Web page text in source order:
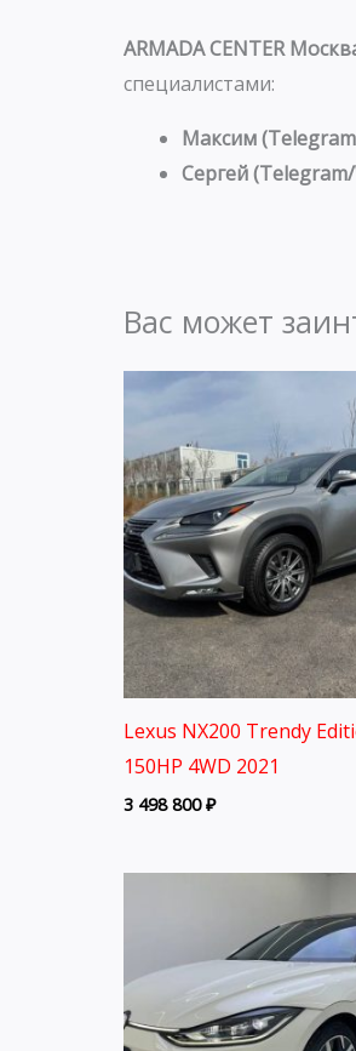
ARMADA CENTER
специалистами:
Максим
Сергей
Вас может
Lexus NX200 Trendy
150HP 4WD 2021
3 498 800₽